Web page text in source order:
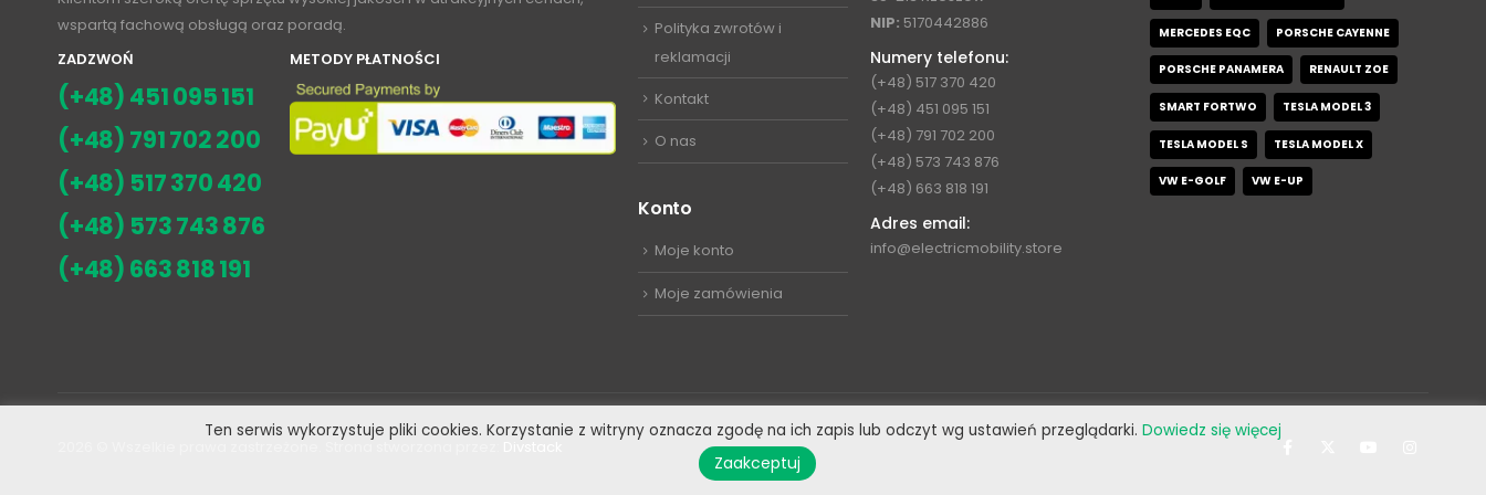
wspartą fachową obsługą oraz poradą.
ZADZWOŃ
(+48) 451 095 151
(+48) 791 702 200
(+48) 517 370 420
(+48) 573 743 876
(+48) 663 818 191
METODY PŁATNOŚCI
Polityka zwrotów i
reklamacji
Kontakt
O nas
Konto
Moje konto
Moje zamówienia
NIP: 5170442886
Numery telefonu:
(+48) 517 370 420
(+48) 451 095 151
(+48) 791 702 200
(+48) 573 743 876
(+48) 663 818 191
Adres email:
info@electricmobility.store
MERCEDES EQC PORSCHE CAYENNE
PORSCHE PANAMERA RENAULT ZOE
SMART FORTWO TESLA MODEL 3
TESLA MODEL S TESLA MODEL X
VW E-GOLF VW E-UP
© Wszelkie prawa zastrzeżone. Strona stworzona przez: Divstack
Ten serwis wykorzystuje pliki cookies. Korzystanie z witryny oznacza zgodę na ich zapis lub odczyt wg ustawień przeglądarki. Dowiedz się więcej
Zaakceptuj